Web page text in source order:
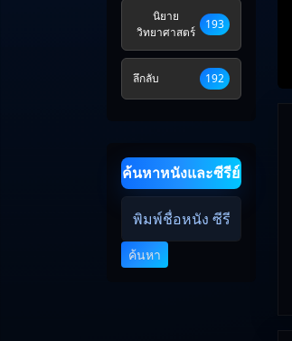
นิยาย
วิทยาศาสตร์
193
ลึกลับ 192
ค้นหาหนังและซีรีย์
ค้นหา